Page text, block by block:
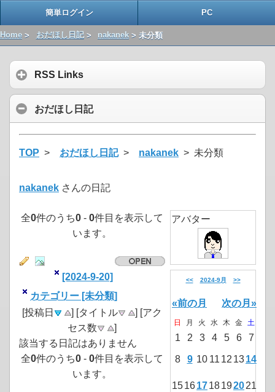
簡単ログイン PC
Home > おだほし日記> nakanek > 未分類
RSS Links
おだほし日記
TOP > おだほし日記> nakanek > 未分類
nakanek さんの日記
全0件のうち0 - 0件目を表示して
います。
[2024-9-20]
カテゴリー [未分類]
[投稿日
] [タイトル
] [アク
セス数
]
該当する日記はありません
全0件のうち0 - 0件目を表示して
います。
アバター
<< 2024-9月 >>
«前の月 次の月»
日 月 火 水 木 金 土
1 2 3 4 5 6 7
8 9 10 11 12 1314
15161718192021